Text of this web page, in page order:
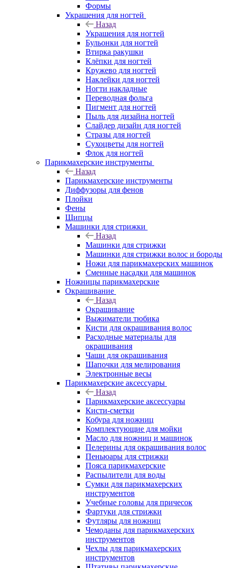
Формы
Украшения для ногтей
Назад
Украшения для ногтей
Бульонки для ногтей
Втирка ракушки
Клёпки для ногтей
Кружево для ногтей
Наклейки для ногтей
Ногти накладные
Переводная фольга
Пигмент для ногтей
Пыль для дизайна ногтей
Слайдер дизайн для ногтей
Стразы для ногтей
Сухоцветы для ногтей
Флок для ногтей
Парикмахерские инструменты
Назад
Парикмахерские инструменты
Диффузоры для фенов
Плойки
Фены
Щипцы
Машинки для стрижки
Назад
Машинки для стрижки
Машинки для стрижки волос и бороды
Ножи для парикмахерских машинок
Сменные насадки для машинок
Ножницы парикмахерские
Окрашивание
Назад
Окрашивание
Выжиматели тюбика
Кисти для окрашивания волос
Расходные материалы для
окрашивания
Чаши для окрашивания
Шапочки для мелирования
Электронные весы
Парикмахерские аксессуары
Назад
Парикмахерские аксессуары
Кисти-сметки
Кобура для ножниц
Комплектующие для мойки
Масло для ножниц и машинок
Пелерины для окрашивания волос
Пеньюары для стрижки
Пояса парикмахерские
Распылители для воды
Сумки для парикмахерских
инструментов
Учебные головы для причесок
Фартуки для стрижки
Футляры для ножниц
Чемоданы для парикмахерских
инструментов
Чехлы для парикмахерских
инструментов